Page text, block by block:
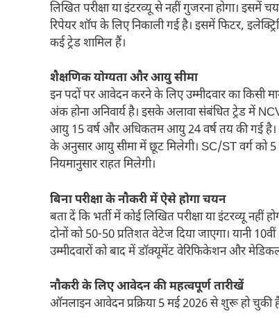
लिखित परीक्षा या इंटरव्यू से नहीं गुजरना होगा। इसमें
रिपेयर शॉप के लिए निकाली गई है। इसमें फिटर,
कई ट्रेड शामिल हैं।
शैक्षणिक योग्यता और आयु सीमा
इन पदों पर आवेदन करने के लिए उम्मीदवार का किसी
अंक होना अनिवार्य है। इसके अलावा संबंधित ट्रेड में
आयु 15 वर्ष और अधिकतम आयु 24 वर्ष तय की गई है।
के अनुसार आयु सीमा में छूट मिलेगी। SC/ST वर्ग को 5
नियमानुसार राहत मिलेगी।
बिना परीक्षा के नौकरी में ऐसे होगा चयन
बता दें कि भर्ती में कोई लिखित परीक्षा या इंटरव्यू
दोनों को 50-50 प्रतिशत वेटेज दिया जाएगा। यानी
उम्मीदवारों को बाद में डॉक्यूमेंट वेरिफिकेशन और
नौकरी के लिए आवेदन की महत्वपूर्ण तारीखें
ऑनलाइन आवेदन प्रक्रिया 5 मई 2026 से शुरू हो